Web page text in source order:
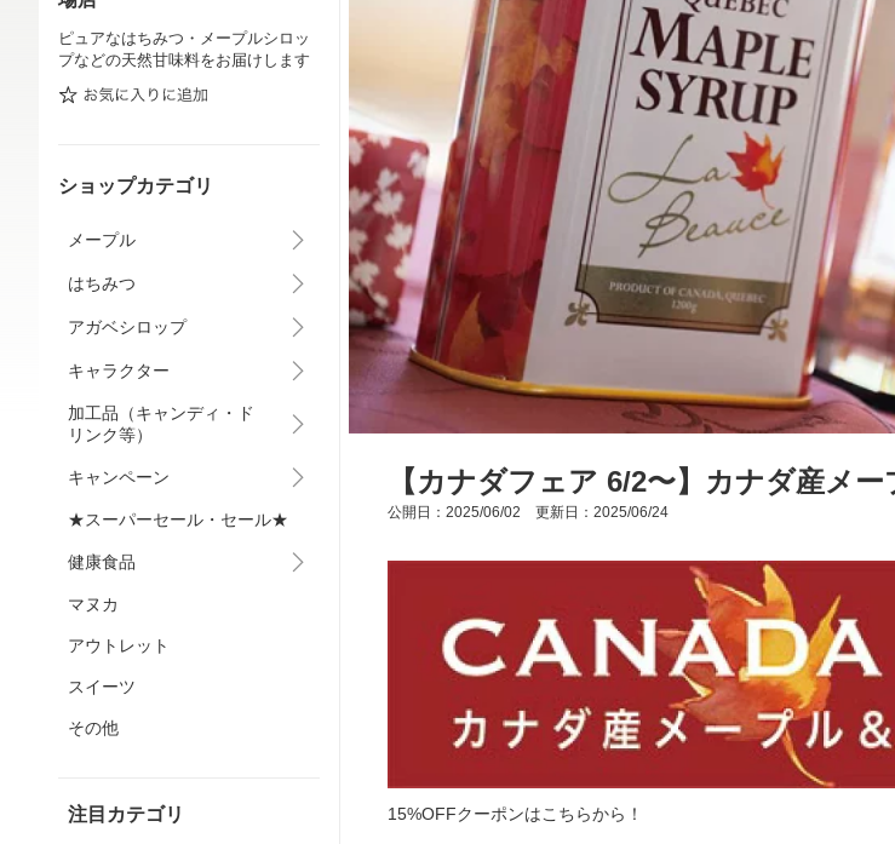
ピュアなはちみつ・メープルシロッ
プなどの天然甘味料をお届けします
ショップカテゴリ
メープル
はちみつ
アガベシロップ
キャラクター
加工品（キャンディ・ド
リンク等）
キャンペーン
★スーパーセール・セール★
健康食品
マヌカ
アウトレット
スイーツ
その他
注目カテゴリ
【カナダフェア 6/2〜】カナダ産メ
公開日：2025/06/02 更新日：2025/06/24
15%OFFクーポンはこちらから！